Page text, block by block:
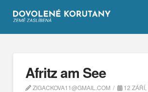
Afritz am See
ZIGACKOVA11@GMAIL.COM 12 ZÁŘÍ,